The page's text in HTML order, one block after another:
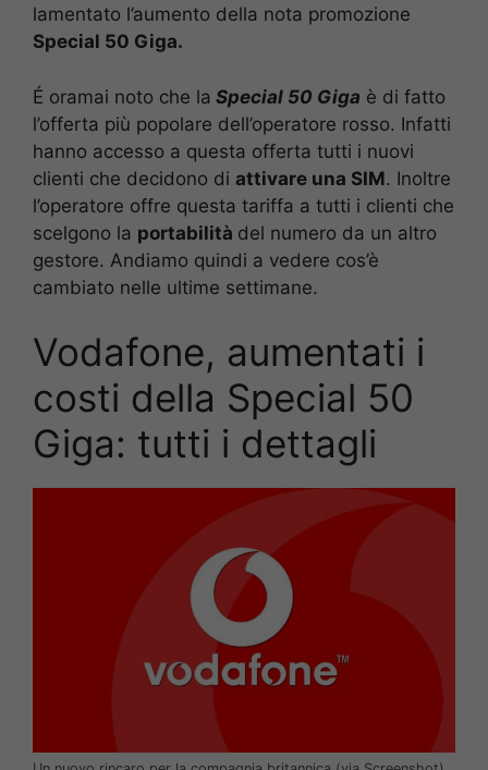
lamentato l’aumento della nota promozione
Special 50 Giga.
É oramai noto che la Special 50 Giga è di fatto
l’offerta più popolare dell’operatore rosso. Infatti
hanno accesso a questa offerta tutti i nuovi
clienti che decidono di attivare una SIM. Inoltre
l’operatore offre questa tariffa a tutti i clienti che
scelgono la portabilità del numero da un altro
gestore. Andiamo quindi a vedere cos’è
cambiato nelle ultime settimane.
Vodafone, aumentati i
costi della Special 50
Giga: tutti i dettagli